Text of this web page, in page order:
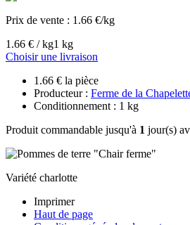
Prix de vente : 1.66 €/kg
1.66 € / kg1 kg
Choisir une livraison
1.66 € la pièce
Producteur : Ferme de la
Conditionnement : 1 kg
Produit commandable jusqu'à 1 jour(s)
Variété charlotte
Imprimer
Haut de page